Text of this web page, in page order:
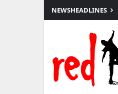
Μετάβαση
στο
περιεχόμενο
NEWSHEADLINES